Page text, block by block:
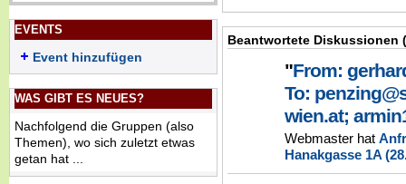
EVENTS
Event hinzufügen
WAS GIBT ES NEUES?
Nachfolgend die Gruppen (also
Themen), wo sich zuletzt etwas
getan hat ...
Beantwortete Diskussionen
"From:
To:
wien.at;
Webmaster hat
Hanakgasse 1A